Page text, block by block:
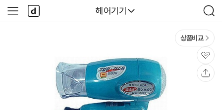
다나와
헤어기기
검
색
사
이
다
나
와
상품비교
관
심